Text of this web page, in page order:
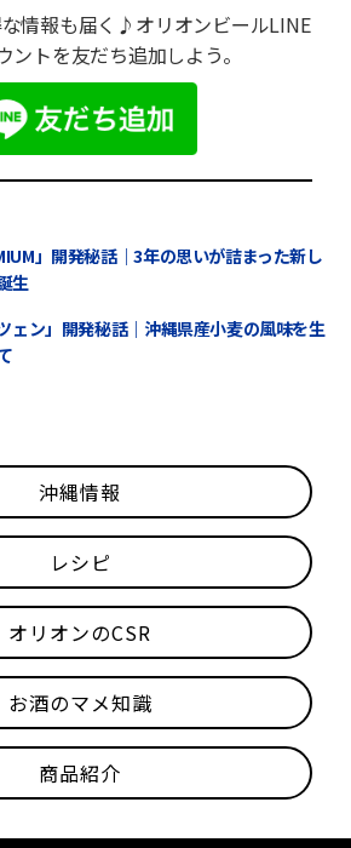
情報も届く♪オリオンビールLINE
ントを友だち追加しよう。
」開発秘話｜3年の思いが詰まった新し
生
ェン」開発秘話｜沖縄県産小麦の風味を生
沖縄情報
レシピ
オリオンのCSR
お酒のマメ知識
商品紹介